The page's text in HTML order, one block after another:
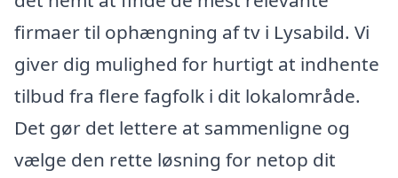
firmaer til ophængning af tv i Lysabild. Vi
giver dig mulighed for hurtigt at indhente
tilbud fra flere fagfolk i dit lokalområde.
Det gør det lettere at sammenligne og
vælge den rette løsning for netop dit